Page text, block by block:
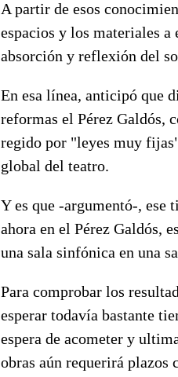
A partir de esos
espacios y los materiales
absorción y reflexión del
En esa línea, anticipó que
reformas el Pérez Galdós,
regido por "leyes muy
global del teatro.
Y es que -argumentó-, ese
ahora en el Pérez Galdós,
una sala sinfónica en una
Para comprobar los
esperar todavía bastante
espera de acometer y
obras aún requerirá plazos